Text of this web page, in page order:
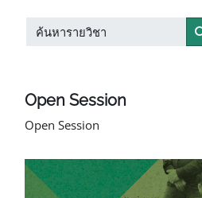
ค้นหารายวิชา
Open Session
Open Session